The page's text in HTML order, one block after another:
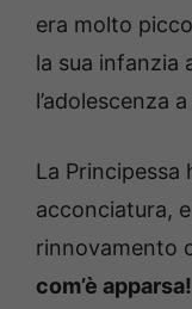
era molto
la sua infanzia
l’adolescenza a
La Principessa
acconciatura,
rinnovamento
com’è apparsa!